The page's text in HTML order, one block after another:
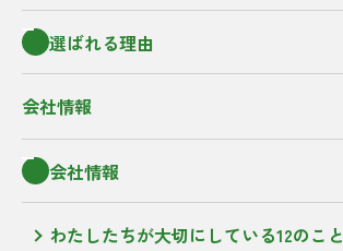
選ばれる理由
会社情報
会社情報
わたしたちが大切にしている12のこと